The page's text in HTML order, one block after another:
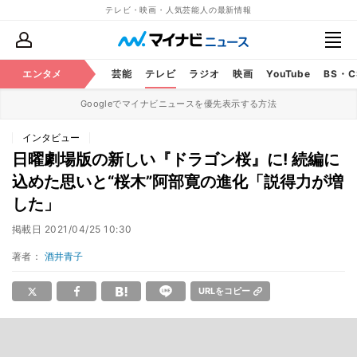
テレビ・映画・人気芸能人の最新情報
エンタメ 芸能 テレビ ラジオ 映画 YouTube BS・
Googleでマイナビニュースを優先表示する方法
インタビュー
日曜劇場版の新しい『ドラゴン桜』に! 続編に
込めた思いと“桜木”阿部寛の進化「説得力が増
した」
掲載日 2021/04/25 10:30
著者： 酒井青子
URLをコピー